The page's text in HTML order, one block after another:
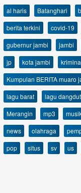
al haris Batanghari
berita terkini
covid-19
gubernur jambi
jambi
jp
kota jambi
Kumpulan BERITA muaro
lagu barat
lagu dangdut
Merangin
mp3
news
olahraga
pop
situs sv us